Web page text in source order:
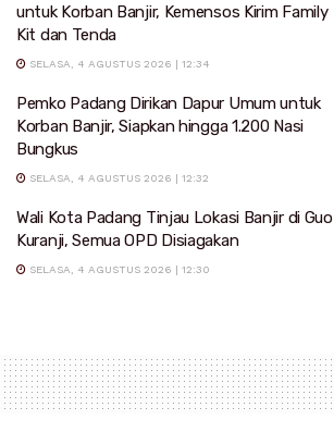
untuk Korban Banjir, Kemensos Kirim Family
Kit dan Tenda
SELASA, 4 AGUSTUS 2026 | 12:34
Pemko Padang Dirikan Dapur Umum untuk
Korban Banjir, Siapkan hingga 1.200 Nasi
Bungkus
SELASA, 4 AGUSTUS 2026 | 12:32
Wali Kota Padang Tinjau Lokasi Banjir di Guo
Kuranji, Semua OPD Disiagakan
SELASA, 4 AGUSTUS 2026 | 12:30